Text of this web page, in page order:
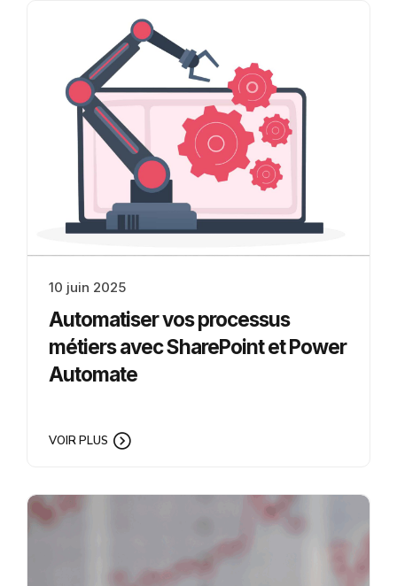
10 juin 2025
Automatiser vos processus
métiers avec SharePoint et Power
Automate
VOIR PLUS